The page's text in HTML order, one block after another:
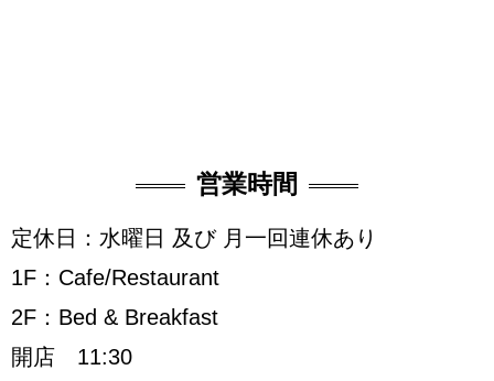
営業時間
定休日：水曜日 及び 月一回連休あり
1F：Cafe/Restaurant
2F：Bed & Breakfast
開店 11:30